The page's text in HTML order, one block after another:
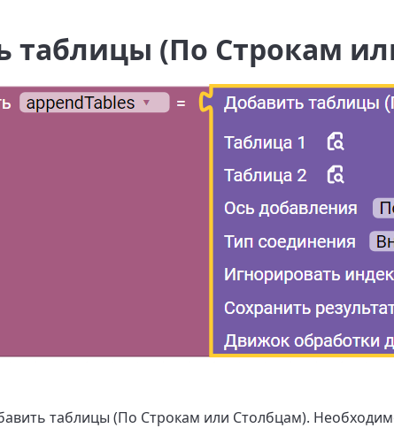
таблицы (По Строкам
таблицы (По Строкам или Столбцам).